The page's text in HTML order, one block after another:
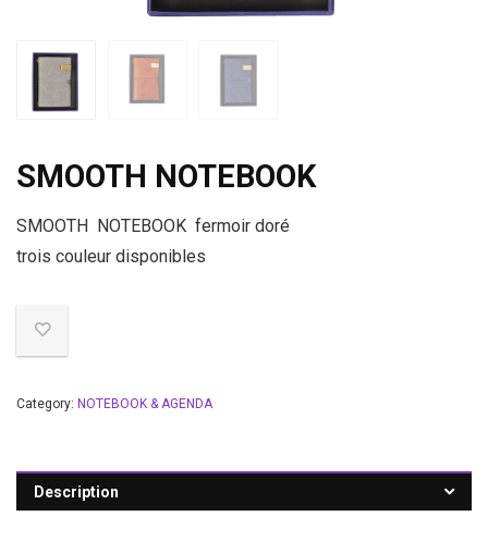
SMOOTH NOTEBOOK
SMOOTH NOTEBOOK fermoir doré
trois couleur disponibles
Category: NOTEBOOK & AGENDA
Description